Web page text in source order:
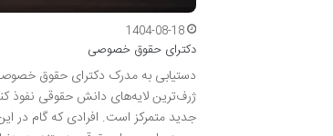
1404-08-18
دکترای حقوق خصوصی
دستیابی به مدرک دکترای حقوق
ژرف‌ترین لایه‌های دانش حقوقی نفوذ
جدید متمرکز است. افرادی که گام در